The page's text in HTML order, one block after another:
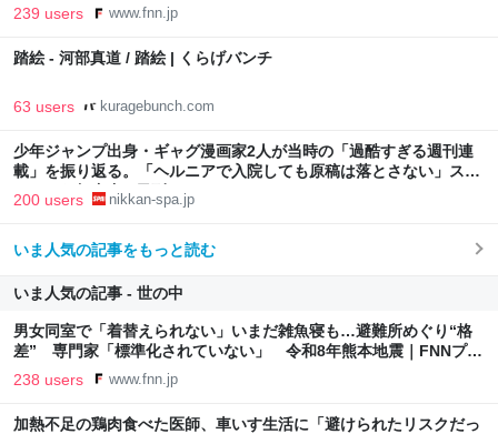
イムオンライン
239 users www.fnn.jp
踏絵 - 河部真道 / 踏絵 | くらげバンチ
63 users kuragebunch.com
少年ジャンプ出身・ギャグ漫画家2人が当時の「過酷すぎる週刊連
載」を振り返る。「ヘルニアで入院しても原稿は落とさない」スト
イックな舞台裏 | 日刊SPA!
200 users nikkan-spa.jp
いま人気の記事をもっと読む
いま人気の記事 - 世の中
男女同室で「着替えられない」いまだ雑魚寝も…避難所めぐり“格
差” 専門家「標準化されていない」 令和8年熊本地震｜FNNプラ
イムオンライン
238 users www.fnn.jp
加熱不足の鶏肉食べた医師、車いす生活に「避けられたリスクだっ